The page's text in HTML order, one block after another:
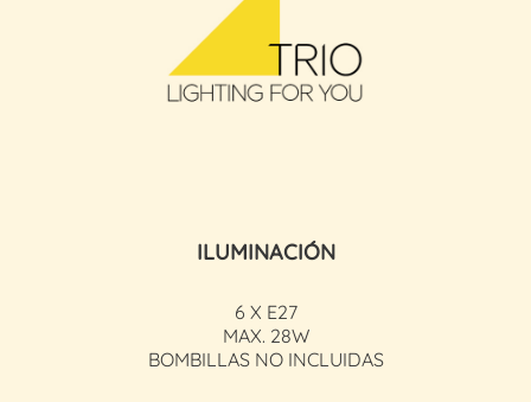
ILUMINACIÓN
6 X E27
MAX. 28W
BOMBILLAS NO INCLUIDAS